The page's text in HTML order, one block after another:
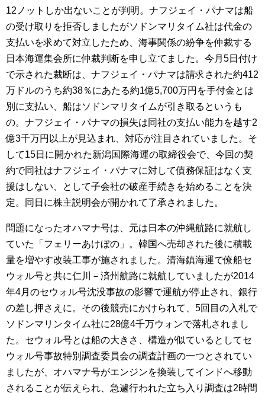
12ノットしか出ないことが判明。ナフジェイ・パナマは船
の受け取りを拒否しましたがソドンマリタイム社は代金の
支払いを求めて対立したため、海事関係の紛争を仲裁する
日本海運集会所に仲裁判断を申し立てました。今月5日付け
で示された裁断は、ナフジェイ・パナマは請求された約412
万ドルのうち約38％にあたる約1億5,700万円を手付金とは
別に支払い、船はソドンマリタイムが引き取るというも
の。ナフジェイ・パナマの損失は同社の支払い能力を越す2
億3千万円以上が見込まれ、対応が注目されていました。そ
して15日に開かれた新潟国際海運の取締役会で、今回の契
約で同社はナフジェイ・パナマに対して債務保証はなく支
援はしない、として子会社の破産手続きを始めることを決
定。同日に株主説明会が開かれて了承されました。
問題になったオハマナ号は、元は日本の沖縄航路に就航し
ていた「フェリーあけぼの」。韓国へ売却された後に積載
量を増やす改装工事が施されました。清海鎮海運で僚船セ
ウォル号と共に仁川－済州航路に就航していましたが2014
年4月のセウォル号沈没事故の影響で運航が停止され、銀行
の差し押さえに。その後競売にかけられて、5回目の入札で
ソドンマリンタイム社に28億4千万ウォンで落札されまし
た。セウォル号とは船の大きさ、構造が似ているとしてセ
ウォル号事故特別調査委員会の調査計画の一つとされてい
ましたが、オハマナ号がエンジンを換装してインドへ移動
されることが伝えられ、急遽行われた立ち入り調査は2時間